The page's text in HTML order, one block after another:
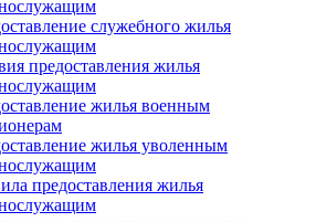
служебного жилья
предоставления жилья
жилья военным
жилья уволенным
предоставления жилья